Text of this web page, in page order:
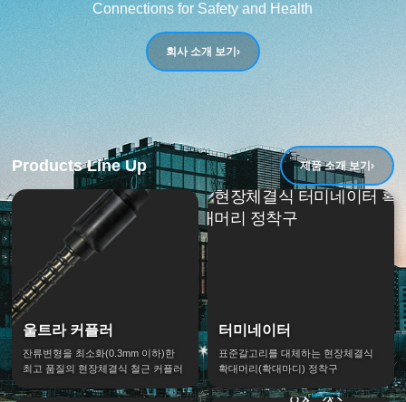
시험성적서
Connections for Safety and Health
회사 소개 보기›
Products Line Up 제품 소개 보기›
울트라 커플러
잔류변형을 최소화(0.3mm 이하)한
최고 품질의 현장체결식 철근 커플러
터미네이터
표준갈고리를 대체하는 현장체결식
확대머리(확대마디) 정착구